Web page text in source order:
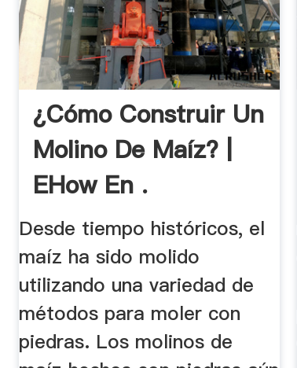
¿Cómo Construir Un
Molino De Maíz? |
EHow En .
Desde tiempo históricos, el
maíz ha sido molido
utilizando una variedad de
métodos para moler con
piedras. Los molinos de